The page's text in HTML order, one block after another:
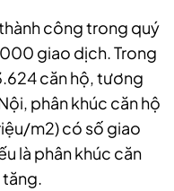
công trong quý
giao dịch. Trong
căn hộ, tương
phân khúc căn hộ
m2) có số giao
là phân khúc căn